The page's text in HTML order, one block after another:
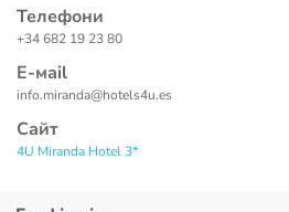
Телефони
+34 682 19 23 80
Е-маil
info.miranda@hotels4u.es
Сайт
4U Miranda Hotel 3*